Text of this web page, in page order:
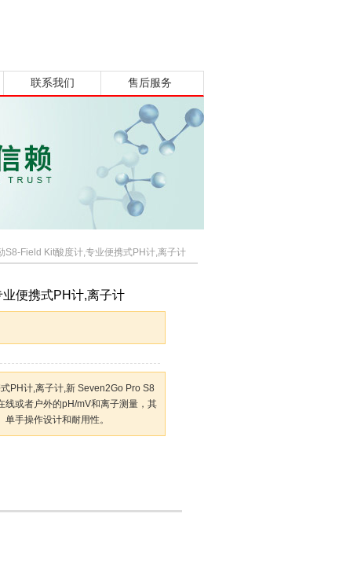
联系我们 售后服务
S8-Field Kit酸度计,专业便携式PH计,离子计
便携式PH计,离子计
PH计,离子计,新 Seven2Go Pro S8
线或者户外的pH/mV和离子测量，其
手操作设计和耐用性。